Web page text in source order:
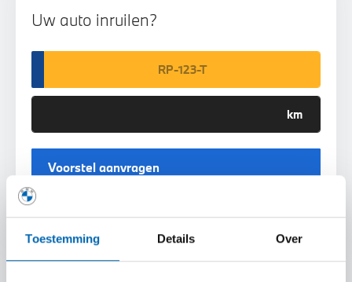
Toestemming Details Over
Uw auto inruilen?
Voorstel aanvragen